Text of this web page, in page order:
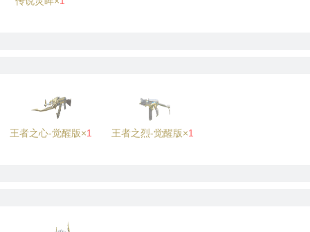
王者之心-觉醒版×1 王者之烈-觉醒版×1